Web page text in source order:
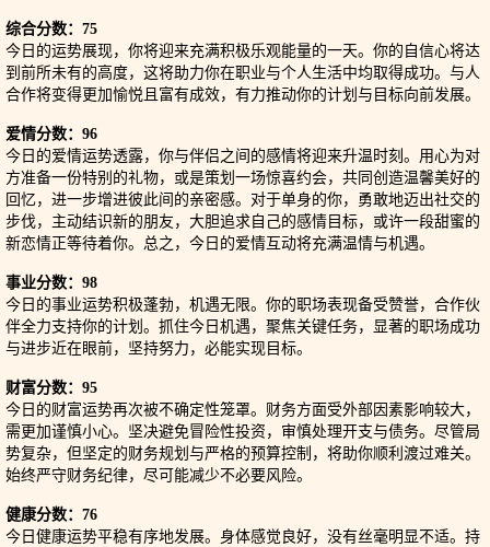
综合分数：75
今日的运势展现，你将迎来充满积极乐观能量的一天。你的自信心将达
到前所未有的高度，这将助力你在职业与个人生活中均取得成功。与人
合作将变得更加愉悦且富有成效，有力推动你的计划与目标向前发展。
爱情分数：96
今日的爱情运势透露，你与伴侣之间的感情将迎来升温时刻。用心为对
方准备一份特别的礼物，或是策划一场惊喜约会，共同创造温馨美好的
回忆，进一步增进彼此间的亲密感。对于单身的你，勇敢地迈出社交的
步伐，主动结识新的朋友，大胆追求自己的感情目标，或许一段甜蜜的
新恋情正等待着你。总之，今日的爱情互动将充满温情与机遇。
事业分数：98
今日的事业运势积极蓬勃，机遇无限。你的职场表现备受赞誉，合作伙
伴全力支持你的计划。抓住今日机遇，聚焦关键任务，显著的职场成功
与进步近在眼前，坚持努力，必能实现目标。
财富分数：95
今日的财富运势再次被不确定性笼罩。财务方面受外部因素影响较大，
需更加谨慎小心。坚决避免冒险性投资，审慎处理开支与债务。尽管局
势复杂，但坚定的财务规划与严格的预算控制，将助你顺利渡过难关。
始终严守财务纪律，尽可能减少不必要风险。
健康分数：76
今日健康运势平稳有序地发展。身体感觉良好，没有丝毫明显不适。持